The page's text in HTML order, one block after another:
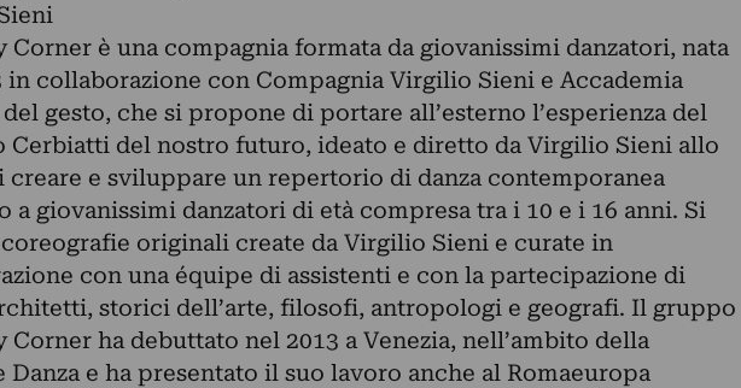
Corner è una compagnia formata da giovanissimi danzatori, nata
in collaborazione con Compagnia Virgilio Sieni e Accademia
del gesto, che si propone di portare all’esterno l’esperienza del
Cerbiatti del nostro futuro, ideato e diretto da Virgilio Sieni allo
creare e sviluppare un repertorio di danza contemporanea
a giovanissimi danzatori di età compresa tra i 10 e i 16 anni. Si
originali create da Virgilio Sieni e curate in
con una équipe di assistenti e con la partecipazione di
storici dell’arte, filosofi, antropologi e geografi. Il gruppo
Corner ha debuttato nel 2013 a Venezia, nell’ambito della
Danza e ha presentato il suo lavoro anche al Romaeuropa